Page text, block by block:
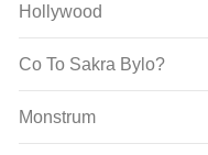
Hollywood
Co To Sakra Bylo?
Monstrum